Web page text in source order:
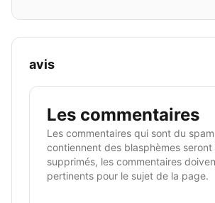
avis
Les commentaires
Les commentaires qui sont du
contiennent des blasphèmes seront
supprimés, les commentaires
pertinents pour le sujet de la page.